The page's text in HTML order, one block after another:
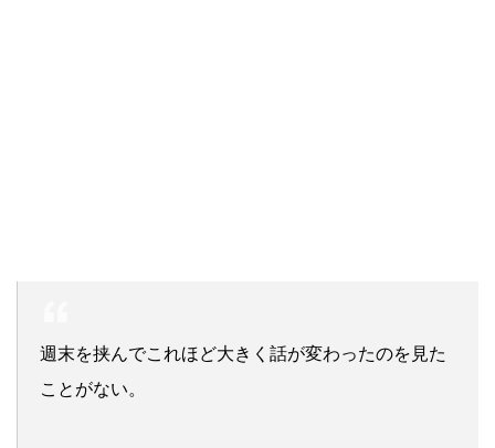
週末を挟んでこれほど大きく話が変わったのを見た
ことがない。